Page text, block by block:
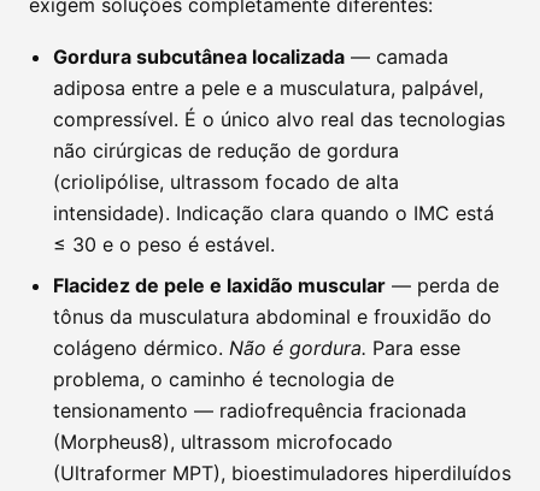
exigem soluções completamente diferentes:
Gordura subcutânea localizada — camada
adiposa entre a pele e a musculatura, palpável,
compressível. É o único alvo real das tecnologias
não cirúrgicas de redução de gordura
(criolipólise, ultrassom focado de alta
intensidade). Indicação clara quando o IMC está
≤ 30 e o peso é estável.
Flacidez de pele e laxidão muscular — perda de
tônus da musculatura abdominal e frouxidão do
colágeno dérmico. Não é gordura. Para esse
problema, o caminho é tecnologia de
tensionamento — radiofrequência fracionada
(Morpheus8), ultrassom microfocado
(Ultraformer MPT), bioestimuladores hiperdiluídos